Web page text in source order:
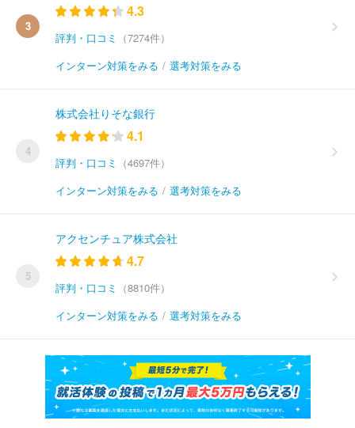
3
4.3
評判・口コミ
（7274件）
インターン対策をみる / 選考対策をみる
4
株式会社りそな銀行
4.1
評判・口コミ
（4697件）
インターン対策をみる / 選考対策をみる
5
アクセンチュア株式会社
4.7
評判・口コミ
（8810件）
インターン対策をみる / 選考対策をみる